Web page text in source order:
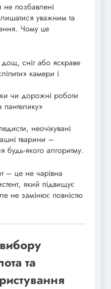
не позбавлені
уважним та
Чому це
сніг або яскраве
камери і
чи дорожні роботи
пантелику»
неочікувані
тварини –
будь-якого алгоритму.
– це не чарівна
який підвищує
не замінює повністю
та